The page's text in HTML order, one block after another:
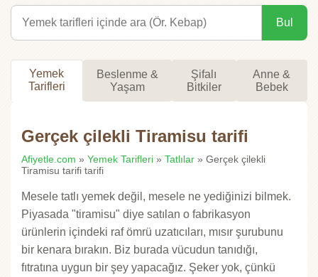
Bul
Yemek
Tarifleri
Beslenme &
Yaşam
Şifalı
Bitkiler
Anne &
Bebek
Gerçek çilekli Tiramisu tarifi
Afiyetle.com » Yemek Tarifleri » Tatlılar » Gerçek çilekli
Tiramisu tarifi tarifi
Mesele tatlı yemek değil, mesele ne yediğinizi bilmek.
Piyasada "tiramisu" diye satılan o fabrikasyon
ürünlerin içindeki raf ömrü uzatıcıları, mısır şurubunu
bir kenara bırakın. Biz burada vücudun tanıdığı,
fıtratına uygun bir şey yapacağız. Şeker yok, çünkü